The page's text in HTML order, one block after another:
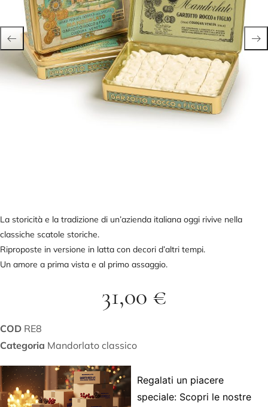
La storicità e la tradizione di un’azienda italiana oggi rivive nella
classiche scatole storiche.
Riproposte in versione in latta con decori d’altri tempi.
Un amore a prima vista e al primo assaggio.
31,00 €
COD RE8
Categoria Mandorlato classico
Regalati un piacere
speciale: Scopri le nostre